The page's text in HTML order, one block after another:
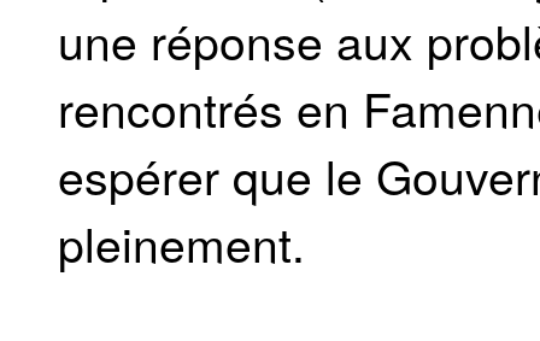
une réponse aux
rencontrés en
espérer que le
pleinement.